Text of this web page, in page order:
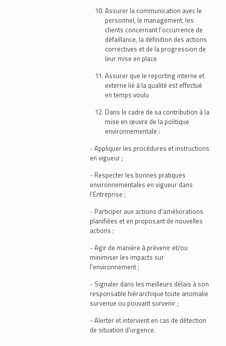
Assurer la communication avec le
personnel, le management, les
clients concernant l’occurrence de
défaillance, la définition des actions
correctives et de la progression de
leur mise en place
Assurer que le reporting interne et
externe lié à la qualité est effectué
en temps voulu
Dans le cadre de sa contribution à la
mise en œuvre de la politique
environnementale :
- Appliquer les procédures et instructions
en vigueur ;
- Respecter les bonnes pratiques
environnementales en vigueur dans
l’Entreprise ;
- Participer aux actions d’améliorations
planifiées et en proposant de nouvelles
actions ;
- Agir de manière à prévenir et/ou
minimiser les impacts sur
l’environnement ;
- Signaler dans les meilleurs délais à son
responsable hiérarchique toute anomalie
survenue ou pouvant survenir ;
- Alerter et intervient en cas de détection
de situation d’urgence.